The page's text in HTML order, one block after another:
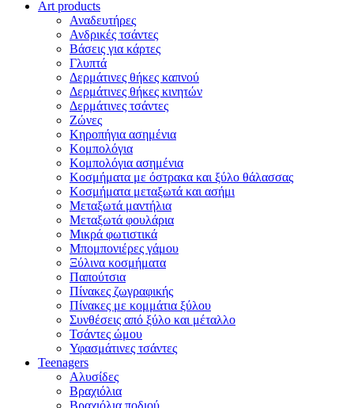
Art products
Αναδευτήρες
Ανδρικές τσάντες
Βάσεις για κάρτες
Γλυπτά
Δερμάτινες θήκες καπνού
Δερμάτινες θήκες κινητών
Δερμάτινες τσάντες
Ζώνες
Κηροπήγια ασημένια
Κομπολόγια
Κομπολόγια ασημένια
Κοσμήματα με όστρακα και ξύλο θάλασσας
Κοσμήματα μεταξωτά και ασήμι
Μεταξωτά μαντήλια
Μεταξωτά φουλάρια
Μικρά φωτιστικά
Μπομπονιέρες γάμου
Ξύλινα κοσμήματα
Παπούτσια
Πίνακες ζωγραφικής
Πίνακες με κομμάτια ξύλου
Συνθέσεις από ξύλο και μέταλλο
Τσάντες ώμου
Υφασμάτινες τσάντες
Teenagers
Αλυσίδες
Βραχιόλια
Βραχιόλια ποδιού